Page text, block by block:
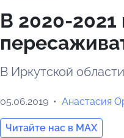
В 2020-2021
В Иркутской
05.06.2019 Анастасия
Читайте нас в MAX